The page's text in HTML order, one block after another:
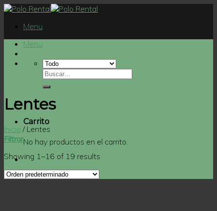
Skip
contentMenu
Menu
Carrito
No hay productos en el carrito.
Lentes
Inicio /Lentes
Filtrar
Showing 1–16 of 19 results